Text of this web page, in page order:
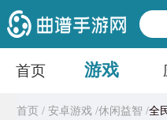
首页 游戏
首页 /安卓游戏 /休闲益智 /全